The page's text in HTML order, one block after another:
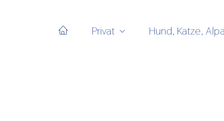
Privat Hund, Katze,